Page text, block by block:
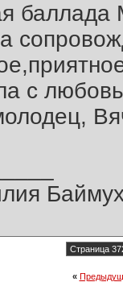
с
Страница
«